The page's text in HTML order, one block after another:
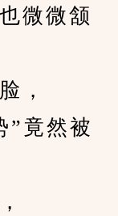
微微颔
，
竟然被